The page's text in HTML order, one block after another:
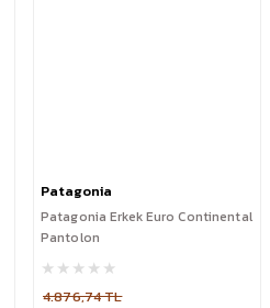
Patagonia
Patagonia Erkek Euro Continental
Pantolon
4.876,74 TL